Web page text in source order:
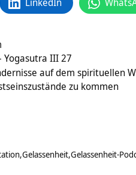
Yogasutra III 27
auf dem spirituellen
zu kommen
Gelassenheit Gelassenheit-